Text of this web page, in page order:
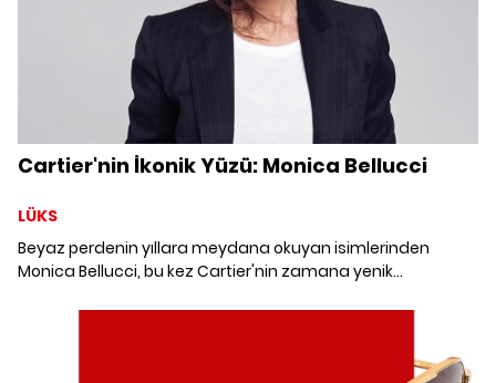
Cartier'nin İkonik Yüzü: Monica Bellucci
LÜKS
Beyaz perdenin yıllara meydana okuyan isimlerinden
Monica Bellucci, bu kez Cartier'nin zamana yenik